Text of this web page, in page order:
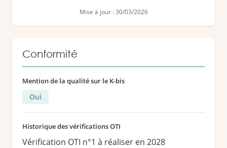
Mise à jour : 30/03/2026
Conformité
Mention de la qualité sur le K-bis
Oui
Historique des vérifications OTI
Vérification OTI n°1 à réaliser en 2028